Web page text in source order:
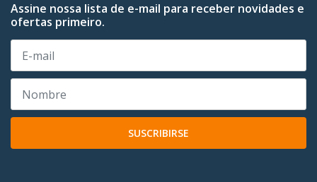
Assine nossa lista de e-mail para receber novidades e
ofertas primeiro.
SUSCRIBIRSE